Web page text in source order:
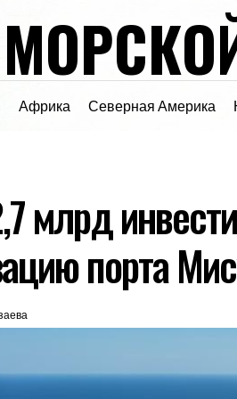
Африка Северная Америка
млрд
порта